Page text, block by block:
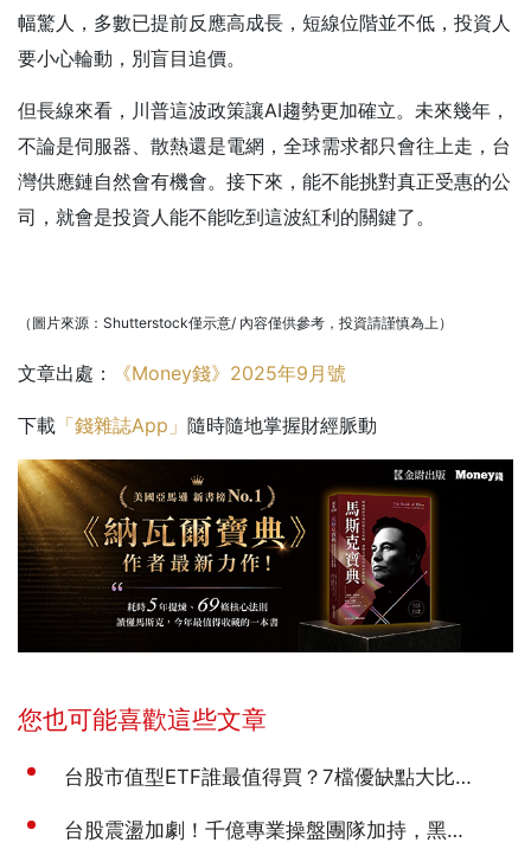
幅驚人，多數已提前反應高成長，短線位階並不低，投資人
要小心輪動，別盲目追價。
但長線來看，川普這波政策讓AI趨勢更加確立。未來幾年，
不論是伺服器、散熱還是電網，全球需求都只會往上走，台
灣供應鏈自然會有機會。接下來，能不能挑對真正受惠的公
司，就會是投資人能不能吃到這波紅利的關鍵了。
（圖片來源：Shutterstock僅示意/ 內容僅供參考，投資請謹慎為上）
文章出處： 《Money錢》2025年9月號
下載 「錢雜誌App」 隨時隨地掌握財經脈動